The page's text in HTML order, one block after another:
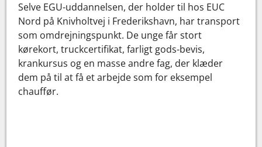
Selve EGU-uddannelsen, der holder til hos EUC
Nord på Knivholtvej i Frederikshavn, har transport
som omdrejningspunkt. De unge får stort
kørekort, truckcertifikat, farligt gods-bevis,
krankursus og en masse andre fag, der klæder
dem på til at få et arbejde som for eksempel
chauffør.